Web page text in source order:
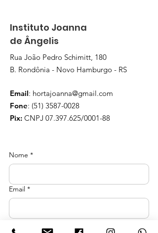
Instituto Joanna
de Ângelis
Rua João Pedro Schimitt, 180
B. Rondônia - Novo Hamburgo - RS
Email: hortajoanna@gmail.com
Fone: (51) 3587-0028
Pix: CNPJ 07.397.625/0001-88
Nome *
Email *